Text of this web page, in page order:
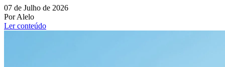
07 de Julho de 2026
Por Alelo
Ler conteúdo